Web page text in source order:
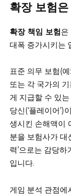
확장 보험
확장 책임 보험 은
대폭 증가시키는
표준 의무 보험(
또는 각 국가의
게 지급할 수 있
당신(‘플레이어’)
생시킨 손해액이
분을 보험사가 대
력’으로는 감당하
입니다.
게임 분석 관점에